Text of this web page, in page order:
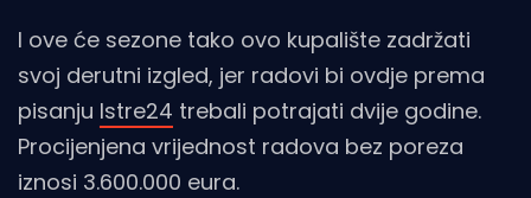
I ove će sezone tako ovo kupalište zadržati
svoj derutni izgled, jer radovi bi ovdje prema
pisanju Istre24 trebali potrajati dvije godine.
Procijenjena vrijednost radova bez poreza
iznosi 3.600.000 eura.